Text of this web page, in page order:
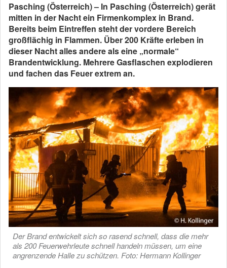
Pasching (Österreich) – In Pasching (Österreich) gerät
mitten in der Nacht ein Firmenkomplex in Brand.
Bereits beim Eintreffen steht der vordere Bereich
großflächig in Flammen. Über 200 Kräfte erleben in
dieser Nacht alles andere als eine „normale“
Brandentwicklung. Mehrere Gasflaschen explodieren
und fachen das Feuer extrem an.
Der Brand entwickelt sich so rasend schnell, dass die mehr
als 200 Feuerwehrleute schnell handeln müssen, um eine
angrenzende Halle zu schützen. Foto: Hermann Kollinger